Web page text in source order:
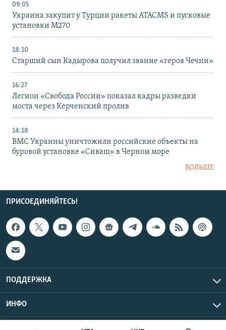
09:05
Украина закупит у Турции ракеты ATACMS и пусковые
установки M270
18:10
Старший сын Кадырова получил звание «героя Чечни»
16:27
Легион «Свобода России» показал кадры разведки
моста через Керченский пролив
14:18
ВМС Украины уничтожили российские объекты на
буровой установке «Сиваш» в Черном море
БОЛЬШЕ
ПРИСОЕДИНЯЙТЕСЬ!
ПОДДЕРЖКА
ИНФО